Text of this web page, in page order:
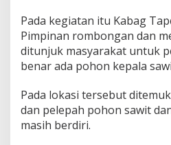
Pada kegiatan itu Kabag
Pimpinan rombongan dan
ditunjuk masyarakat untuk
benar ada pohon kepala
Pada lokasi tersebut
dan pelepah pohon sawit
masih berdiri.